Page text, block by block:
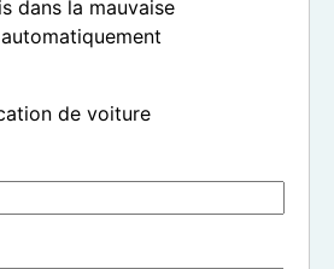
dans la mauvaise
de voiture